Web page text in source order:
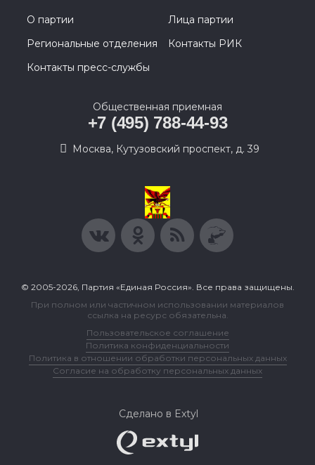
О партии
Лица партии
Региональные отделения
Контакты РИК
Контакты пресс-службы
Общественная приемная
+7 (495) 788-44-93
Москва, Кутузовский проспект, д. 39
© 2005-2026, Партия «Единая Россия». Все права защищены.
При полном или частичном использовании материалов
ссылка на ресурс обязательна.
Пользовательское соглашение
Политика конфиденциальности
Политика в отношении обработки персональных данных
Согласие на обработку персональных данных
Сделано в Extyl